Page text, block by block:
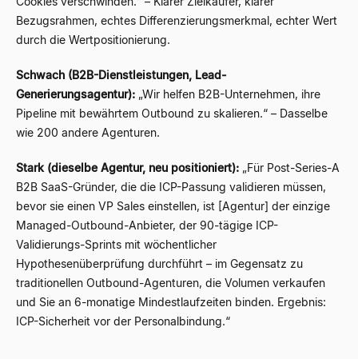
Bezugsrahmen, echtes Differenzierungsmerkmal, echter Wert
durch die Wertpositionierung.
Schwach (B2B-Dienstleistungen, Lead-
Generierungsagentur): „Wir helfen B2B-Unternehmen, ihre
Pipeline mit bewährtem Outbound zu skalieren.“ – Dasselbe
wie 200 andere Agenturen.
Stark (dieselbe Agentur, neu positioniert): „Für Post-Series-A
B2B SaaS-Gründer, die die ICP-Passung validieren müssen,
bevor sie einen VP Sales einstellen, ist [Agentur] der einzige
Managed-Outbound-Anbieter, der 90-tägige ICP-
Validierungs-Sprints mit wöchentlicher
Hypothesenüberprüfung durchführt – im Gegensatz zu
traditionellen Outbound-Agenturen, die Volumen verkaufen
und Sie an 6-monatige Mindestlaufzeiten binden. Ergebnis:
ICP-Sicherheit vor der Personalbindung.“